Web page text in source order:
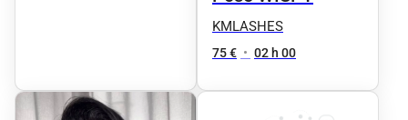
KMLASHES
75 € • 02 h 00